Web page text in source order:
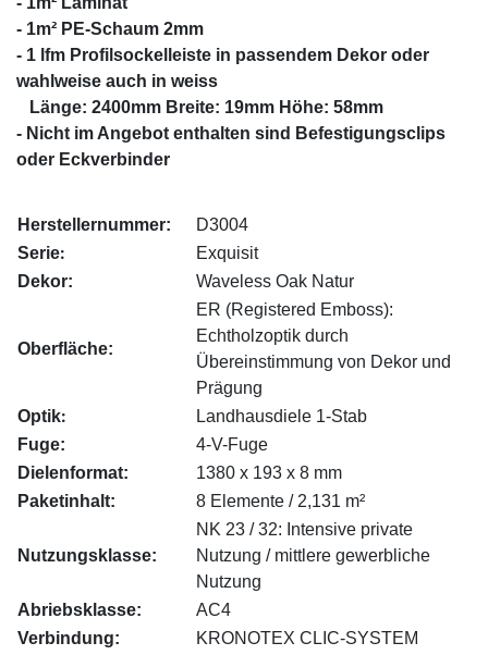
- 1m² PE-Schaum 2mm
- 1 lfm Profilsockelleiste in passendem Dekor oder
wahlweise auch in weiss
Länge: 2400mm Breite: 19mm Höhe: 58mm
- Nicht im Angebot enthalten sind Befestigungsclips
oder Eckverbinder
Herstellernummer:
D3004
Serie:
Exquisit
Dekor:
Waveless Oak Natur
Oberfläche:
ER (Registered Emboss):
Echtholzoptik durch
Übereinstimmung von Dekor und
Prägung
Optik:
Landhausdiele 1-Stab
Fuge:
4-V-Fuge
Dielenformat:
1380 x 193 x 8 mm
Paketinhalt:
8 Elemente / 2,131 m²
Nutzungsklasse:
NK 23 / 32: Intensive private
Nutzung / mittlere gewerbliche
Nutzung
Abriebsklasse:
AC4
Verbindung:
KRONOTEX CLIC-SYSTEM